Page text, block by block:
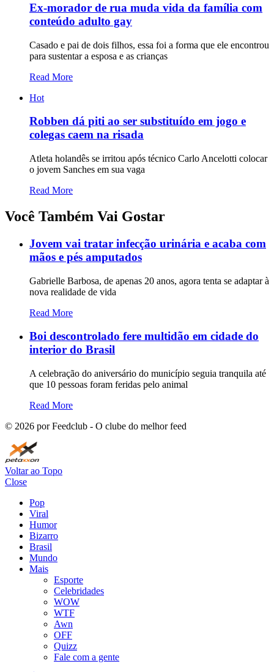
Ex-morador de rua muda vida da família com
conteúdo adulto gay
Casado e pai de dois filhos, essa foi a forma que ele encontrou
para sustentar a esposa e as crianças
Read More
Hot
Robben dá piti ao ser substituído em jogo e
colegas caem na risada
Atleta holandês se irritou após técnico Carlo Ancelotti colocar
o jovem Sanches em sua vaga
Read More
Você Também Vai Gostar
Jovem vai tratar infecção urinária e acaba com
mãos e pés amputados
Gabrielle Barbosa, de apenas 20 anos, agora tenta se adaptar à
nova realidade de vida
Read More
Boi descontrolado fere multidão em cidade do
interior do Brasil
A celebração do aniversário do município seguia tranquila até
que 10 pessoas foram feridas pelo animal
Read More
© 2026 por Feedclub - O clube do melhor feed
Voltar ao Topo
Close
Pop
Viral
Humor
Bizarro
Brasil
Mundo
Mais
Esporte
Celebridades
WOW
WTF
Awn
OFF
Quizz
Fale com a gente